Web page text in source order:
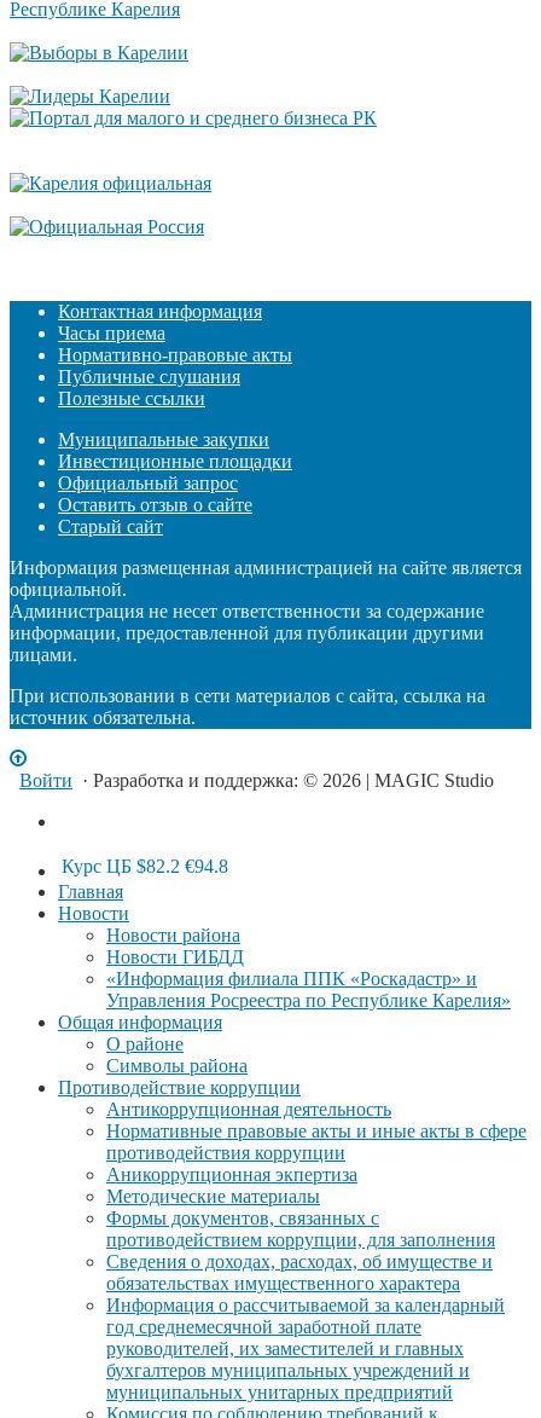
Контактная информация
Часы приема
Нормативно-правовые акты
Публичные слушания
Полезные ссылки
Муниципальные закупки
Инвестиционные площадки
Официальный запрос
Оставить отзыв о сайте
Старый сайт
Информация размещенная администрацией на сайте является
официальной.
Администрация не несет ответственности за содержание
информации, предоставленной для публикации другими
лицами.
При использовании в сети материалов с сайта, ссылка на
источник обязательна.
Войти · Разработка и поддержка: © 2026 | MAGIC Studio
Курс ЦБ $82.2 €94.8
Главная
Новости
Новости района
Новости ГИБДД
«Информация филиала ППК «Роскадастр» и
Управления Росреестра по Республике Карелия»
Общая информация
О районе
Символы района
Противодействие коррупции
Антикоррупционная деятельность
Нормативные правовые акты и иные акты в сфере
противодействия коррупции
Аникоррупционная экпертиза
Методические материалы
Формы документов, связанных с
противодействием коррупции, для заполнения
Сведения о доходах, расходах, об имуществе и
обязательствах имущественного характера
Информация о рассчитываемой за календарный
год среднемесячной заработной плате
руководителей, их заместителей и главных
бухгалтеров муниципальных учреждений и
муниципальных унитарных предприятий
Комиссия по соблюдению требований к